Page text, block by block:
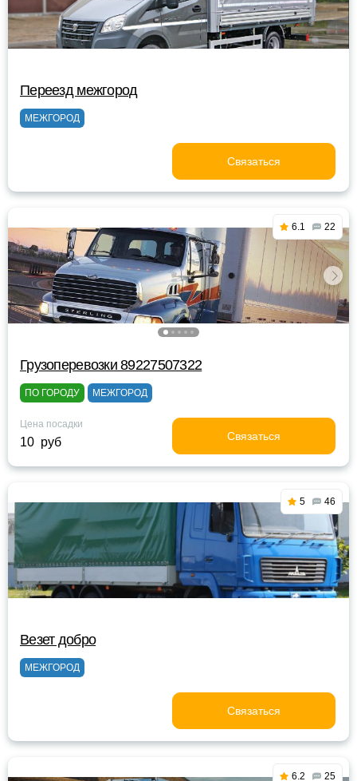
Переезд межгород
МЕЖГОРОД
Связаться
6.1 22
Грузоперевозки 89227507322
ПО ГОРОДУ МЕЖГОРОД
Цена посадки
10 руб Связаться
5 46
Везет добро
МЕЖГОРОД
Связаться
6.2 25